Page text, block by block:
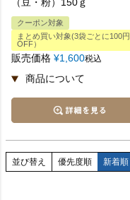
クーポン対象
まとめ買い対象(3袋ごとに100円
OFF）
販売価格 ¥1,600税込
並び替え 優先度順 新着順